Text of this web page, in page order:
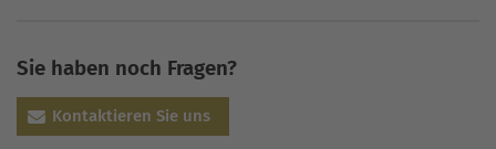
Sie haben noch Fragen?
Kontaktieren Sie uns